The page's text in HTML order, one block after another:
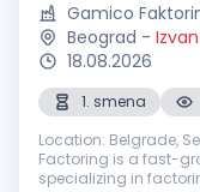
Gamico
Beograd -
18.08.2026
1. smena
Location: Belgrade,
Factoring is a fast-
specializing in